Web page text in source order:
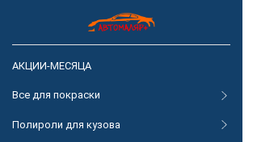
АКЦИИ-МЕСЯЦА
Все для покраски
Полироли для кузова